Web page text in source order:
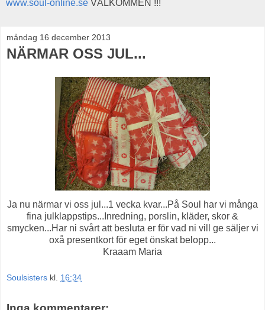
www.soul-online.se VÄLKOMMEN !!!
måndag 16 december 2013
NÄRMAR OSS JUL...
Ja nu närmar vi oss jul...1 vecka kvar...På Soul har vi många
fina julklappstips...Inredning, porslin, kläder, skor &
smycken...Har ni svårt att besluta er för vad ni vill ge säljer vi
oxå presentkort för eget önskat belopp...
Kraaam Maria
Soulsisters kl. 16:34